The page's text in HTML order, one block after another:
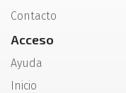
Contacto
Acceso
Ayuda
Inicio